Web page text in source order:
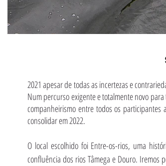
2021 apesar de todas as incertezas e
Num percurso exigente e totalmente novo
companheirismo entre todos os
consolidar em 2022.
O local escolhido foi Entre-os-rios, uma
confluência dos rios Tâmega e Douro. Iremos